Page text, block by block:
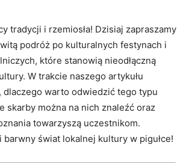
tradycji i rzemiosła!⁤ Dzisiaj zapraszamy
podróż po kulturalnych festynach i
które stanowią‍ nieodłączną
W trakcie​ naszego artykułu
​dlaczego warto odwiedzić tego ⁤typu
skarby można⁢ na nich znaleźć ⁣oraz⁤
towarzyszą uczestnikom.
barwny świat‌ lokalnej kultury w pigułce!